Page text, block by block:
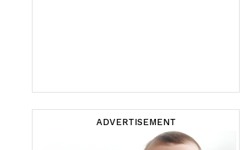
ADVERTISEMENT